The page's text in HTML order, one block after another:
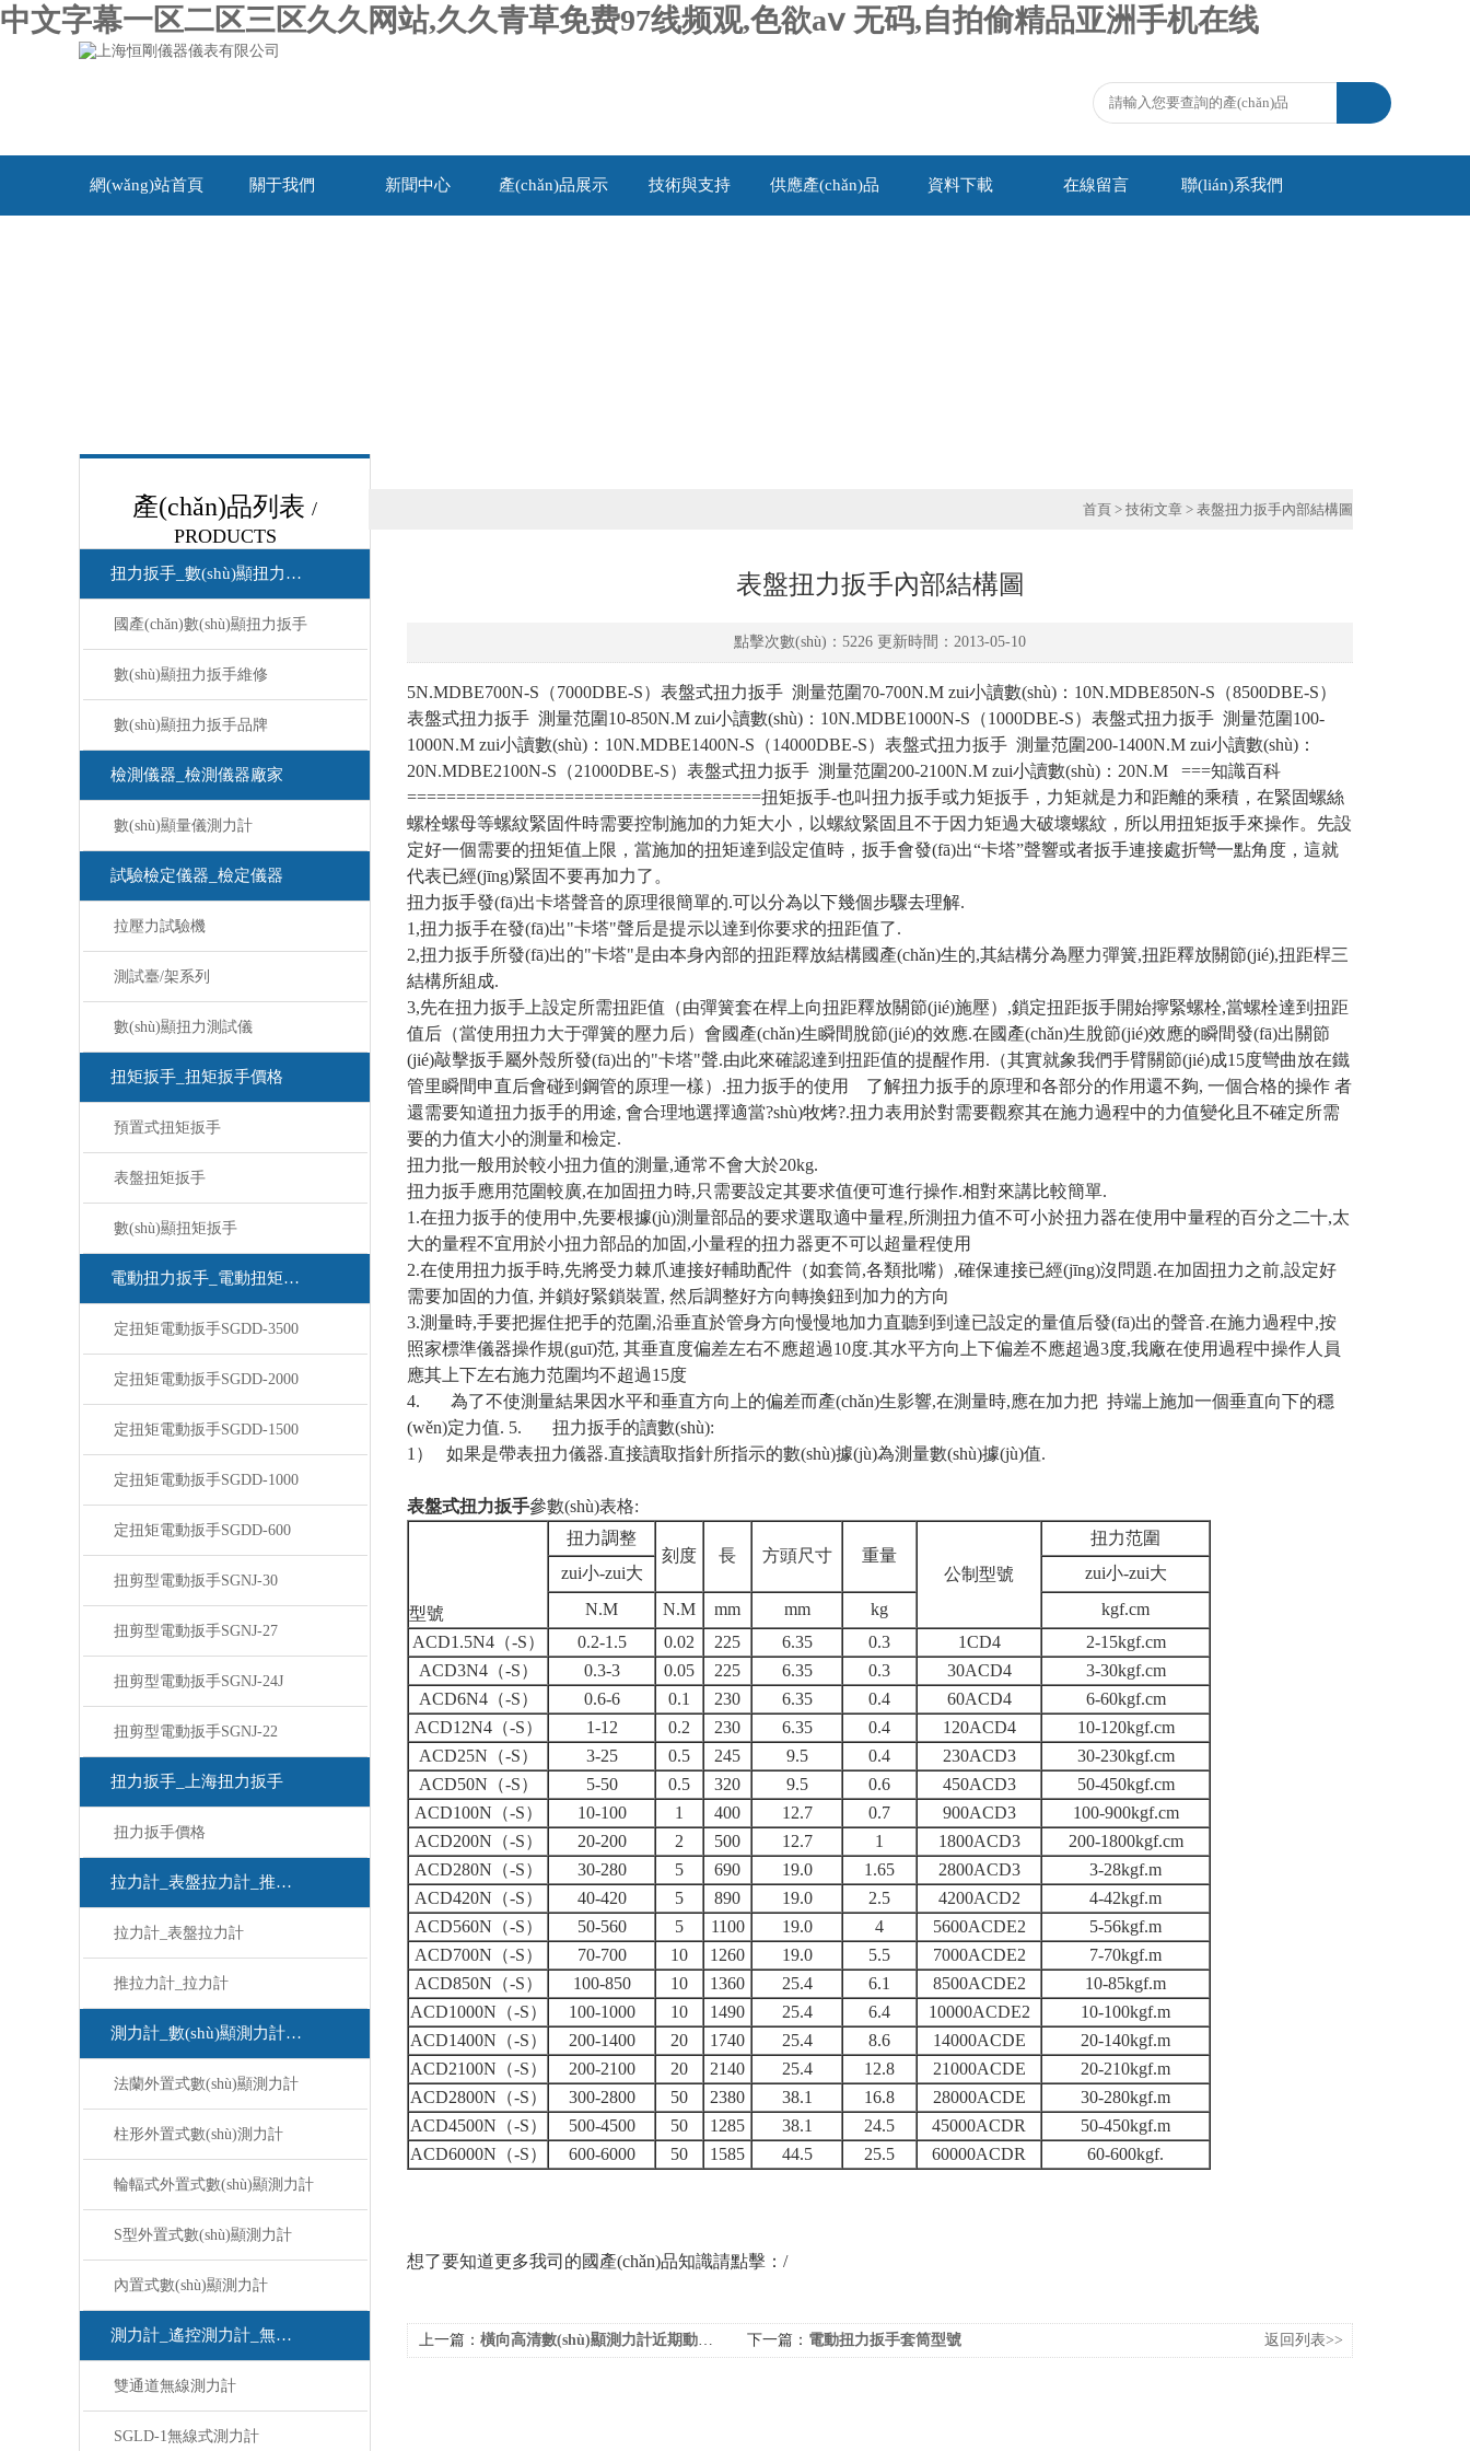
中文字幕一区二区三区久久网站,久久青草免费97线频观,色欲aⅴ 无码,自拍偷精品亚洲手机在线
網(wǎng)站首頁 關于我們 新聞中心 產(chǎn)品展示 技術與支持 供應產(chǎn)品 資料下載 在線留言 聯(lián)系我們
產(chǎn)品列表 /
PRODUCTS
扭力扳手_數(shù)顯扭力扳手
國產(chǎn)數(shù)顯扭力扳手
數(shù)顯扭力扳手維修
數(shù)顯扭力扳手品牌
檢測儀器_檢測儀器廠家
數(shù)顯量儀測力計
試驗檢定儀器_檢定儀器
拉壓力試驗機
測試臺/架系列
數(shù)顯扭力測試儀
扭矩扳手_扭矩扳手價格
預置式扭矩扳手
表盤扭矩扳手
數(shù)顯扭矩扳手
電動扭力扳手_電動扭矩扳手
定扭矩電動扳手SGDD-3500
定扭矩電動扳手SGDD-2000
定扭矩電動扳手SGDD-1500
定扭矩電動扳手SGDD-1000
定扭矩電動扳手SGDD-600
扭剪型電動扳手SGNJ-30
扭剪型電動扳手SGNJ-27
扭剪型電動扳手SGNJ-24J
扭剪型電動扳手SGNJ-22
扭力扳手_上海扭力扳手
扭力扳手價格
拉力計_表盤拉力計_推拉力計
拉力計_表盤拉力計
推拉力計_拉力計
測力計_數(shù)顯測力計_測力計
法蘭外置式數(shù)顯測力計
柱形外置式數(shù)測力計
輪輻式外置式數(shù)顯測力計
S型外置式數(shù)顯測力計
內置式數(shù)顯測力計
測力計_遙控測力計_無線測力計
雙通道無線測力計
SGLD-1無線式測力計
首頁 > 技術文章 > 表盤扭力扳手內部結構圖
表盤扭力扳手內部結構圖
點擊次數(shù)：5226 更新時間：2013-05-10
5N.MDBE700N-S（7000DBE-S）表盤式扭力扳手 測量范圍70-700N.M zui小讀數(shù)：10N.MDBE850N-S（8500DBE-S）
表盤式扭力扳手 測量范圍10-850N.M zui小讀數(shù)：10N.MDBE1000N-S（1000DBE-S）表盤式扭力扳手 測量范圍100-
1000N.M zui小讀數(shù)：10N.MDBE1400N-S（14000DBE-S）表盤式扭力扳手 測量范圍200-1400N.M zui小讀數(shù)：
20N.MDBE2100N-S（21000DBE-S）表盤式扭力扳手 測量范圍200-2100N.M zui小讀數(shù)：20N.M ===知識百科
====================================扭矩扳手-也叫扭力扳手或力矩扳手，力矩就是力和距離的乘積，在緊固螺絲
螺栓螺母等螺紋緊固件時需要控制施加的力矩大小，以螺紋緊固且不于因力矩過大破壞螺紋，所以用扭矩扳手來操作。先設
定好一個需要的扭矩值上限，當施加的扭矩達到設定值時，扳手會發(fā)出“卡塔”聲響或者扳手連接處折彎一點角度，這就
代表已經(jīng)緊固不要再加力了。
扭力扳手發(fā)出卡塔聲音的原理很簡單的.可以分為以下幾個步驟去理解.
1,扭力扳手在發(fā)出"卡塔"聲后是提示以達到你要求的扭距值了.
2,扭力扳手所發(fā)出的"卡塔"是由本身內部的扭距釋放結構國產(chǎn)生的,其結構分為壓力彈簧,扭距釋放關節(jié),扭距桿三
結構所組成.
3,先在扭力扳手上設定所需扭距值（由彈簧套在桿上向扭距釋放關節(jié)施壓）,鎖定扭距扳手開始擰緊螺栓,當螺栓達到扭距
值后（當使用扭力大于彈簧的壓力后）會國產(chǎn)生瞬間脫節(jié)的效應.在國產(chǎn)生脫節(jié)效應的瞬間發(fā)出關節
(jié)敲擊扳手屬外殼所發(fā)出的"卡塔"聲.由此來確認達到扭距值的提醒作用.（其實就象我們手臂關節(jié)成15度彎曲放在鐵
管里瞬間申直后會碰到鋼管的原理一樣）.扭力扳手的使用 了解扭力扳手的原理和各部分的作用還不夠, 一個合格的操作 者
還需要知道扭力扳手的用途, 會合理地選擇適當?shù)牧烤?.扭力表用於對需要觀察其在施力過程中的力值變化且不確定所需
要的力值大小的測量和檢定.
扭力批一般用於較小扭力值的測量,通常不會大於20kg.
扭力扳手應用范圍較廣,在加固扭力時,只需要設定其要求值便可進行操作.相對來講比較簡單.
1.在扭力扳手的使用中,先要根據(jù)測量部品的要求選取適中量程,所測扭力值不可小於扭力器在使用中量程的百分之二十,太
大的量程不宜用於小扭力部品的加固,小量程的扭力器更不可以超量程使用
2.在使用扭力扳手時,先將受力棘爪連接好輔助配件（如套筒,各類批嘴）,確保連接已經(jīng)沒問題.在加固扭力之前,設定好
需要加固的力值, 并鎖好緊鎖裝置, 然后調整好方向轉換鈕到加力的方向
3.測量時,手要把握住把手的范圍,沿垂直於管身方向慢慢地加力直聽到到達已設定的量值后發(fā)出的聲音.在施力過程中,按
照家標準儀器操作規(guī)范, 其垂直度偏差左右不應超過10度.其水平方向上下偏差不應超過3度,我廠在使用過程中操作人員
應其上下左右施力范圍均不超過15度
4. 為了不使測量結果因水平和垂直方向上的偏差而產(chǎn)生影響,在測量時,應在加力把 持端上施加一個垂直向下的穩
(wěn)定力值. 5. 扭力扳手的讀數(shù):
1） 如果是帶表扭力儀器.直接讀取指針所指示的數(shù)據(jù)為測量數(shù)據(jù)值.
表盤式扭力扳手參數(shù)表格:
型號
扭力調整
刻度
長 方頭尺寸
重量
公制型號
扭力范圍
zui小-zui大
zui小-zui大
N.M
N.M mm mm kg
kgf.cm
ACD1.5N4（-S）
0.2-1.5 0.02 225 6.35 0.3 1CD4
2-15kgf.cm
ACD3N4（-S）
0.3-3 0.05 225 6.35 0.3 30ACD4
3-30kgf.cm
ACD6N4（-S）
0.6-6 0.1 230 6.35 0.4 60ACD4
6-60kgf.cm
ACD12N4（-S）
1-12 0.2 230 6.35 0.4 120ACD4
10-120kgf.cm
ACD25N（-S）
3-25 0.5 245 9.5 0.4 230ACD3
30-230kgf.cm
ACD50N（-S）
5-50 0.5 320 9.5 0.6 450ACD3
50-450kgf.cm
ACD100N（-S）
10-100 1 400 12.7 0.7 900ACD3
100-900kgf.cm
ACD200N（-S）
20-200 2 500 12.7 1 1800ACD3
200-1800kgf.cm
ACD280N（-S）
30-280 5 690 19.0 1.65 2800ACD3
3-28kgf.m
ACD420N（-S）
40-420 5 890 19.0 2.5 4200ACD2
4-42kgf.m
ACD560N（-S）
50-560 5 1100 19.0 4 5600ACDE2
5-56kgf.m
ACD700N（-S）
70-700 10 1260 19.0 5.5 7000ACDE2
7-70kgf.m
ACD850N（-S）
100-850 10 1360 25.4 6.1 8500ACDE2
10-85kgf.m
ACD1000N（-S）
100-1000 10 1490 25.4 6.4 10000ACDE2
10-100kgf.m
ACD1400N（-S）
200-1400 20 1740 25.4 8.6 14000ACDE
20-140kgf.m
ACD2100N（-S）
200-2100 20 2140 25.4 12.8 21000ACDE
20-210kgf.m
ACD2800N（-S）
300-2800 50 2380 38.1 16.8 28000ACDE
30-280kgf.m
ACD4500N（-S）
500-4500 50 1285 38.1 24.5 45000ACDR
50-450kgf.m
ACD6000N（-S）
600-6000 50 1585 44.5 25.5 60000ACDR 60-600kgf.
想了要知道更多我司的國產(chǎn)品知識請點擊： /
上一篇： 橫向高清數(shù)顯測力計近期動態(tài) 下一篇： 電動扭力扳手套筒型號 返回列表>>